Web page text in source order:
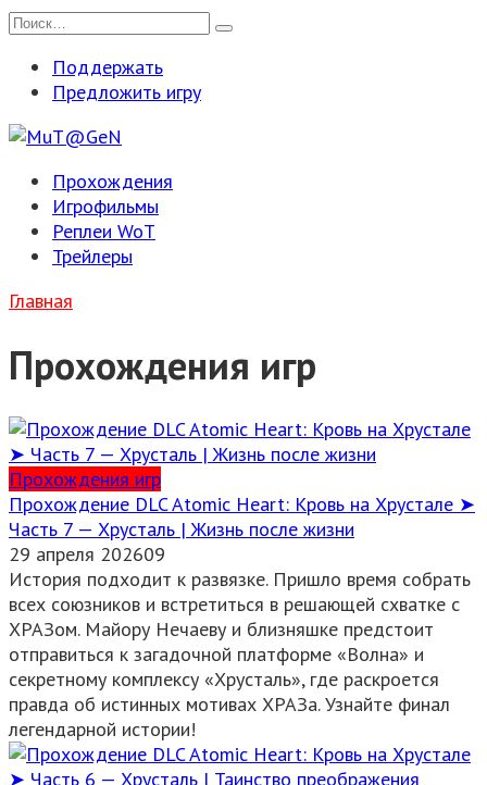
Перейти
содержанию
Search
Поддержать
Предложить игру
Прохождения
Игрофильмы
Реплеи WoT
Трейлеры
Главная
Прохождения игр
Прохождения игр
Прохождение DLC Atomic Heart: Кровь на Хрустале ➤
Часть 7 — Хрусталь | Жизнь после жизни
29 апреля 202609
История подходит к развязке. Пришло время собрать
всех союзников и встретиться в решающей схватке с
ХРАЗом. Майору Нечаеву и близняшке предстоит
отправиться к загадочной платформе «Волна» и
секретному комплексу «Хрусталь», где раскроется
правда об истинных мотивах ХРАЗа. Узнайте финал
легендарной истории!